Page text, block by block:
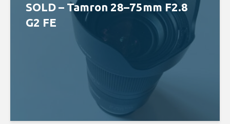
SOLD – Tamron 28–75mm F2.8
G2 FE